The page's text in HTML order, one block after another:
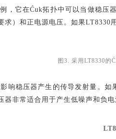
，它在Ćuk拓扑中可以当做稳
求）和正电源电压。如果
图 3. 采用LT8330的
响稳压器产生的传导发射量。
器非常适合用于产生低噪声和负